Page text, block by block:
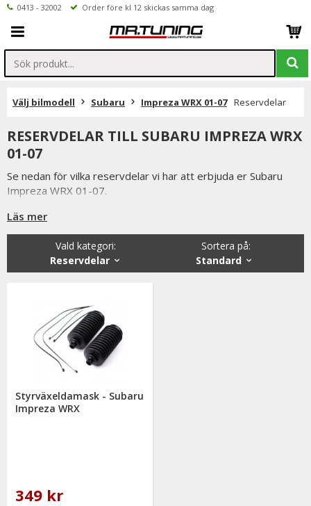
0413 - 32002 Order före kl 12 skickas samma dag
Välj bilmodell Subaru Impreza WRX 01-07 Reservdelar
RESERVDELAR TILL SUBARU IMPREZA WRX
01-07
Se nedan för vilka reservdelar vi har att erbjuda er Subaru
Impreza WRX 01-07.
förutsatta att varan finns i lager.
Vi på Mr Tuning har själva ett stort intresse för bilstyling &
biltuning, därför vet vi att de reservdelar vi erbjuder håller
intresse för bilstyling & biltuning och svarar gladeligen på era
funderingar. På vardagar mellan 09 - 16 kan ni nå oss via
telefon: 0413-32002. Ni når oss även via
mail: info@mrtuning.se
Läs mer
Sortera på:
Standard
Vald kategori:
Reservdelar
Styrväxeldamask - Subaru
Impreza WRX
349 kr